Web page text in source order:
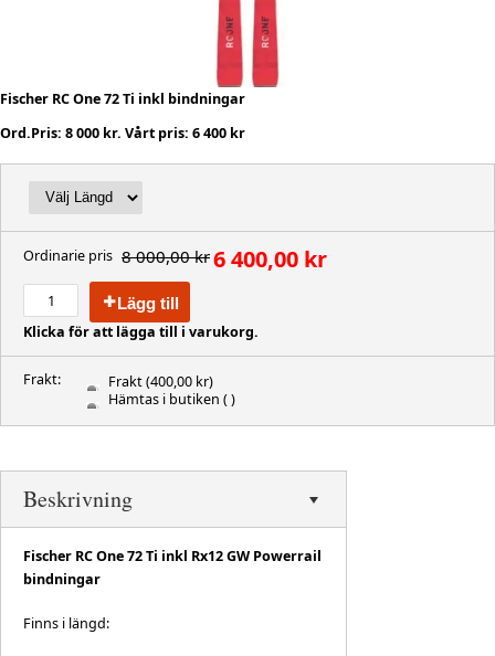
Fischer RC One 72 Ti inkl bindningar
Ord.Pris: 8 000 kr. Vårt pris: 6 400 kr
Ordinarie pris 8 000,00 kr6 400,00 kr
Lägg till
Klicka för att lägga till i varukorg.
Frakt: Frakt(400,00 kr)
Hämtas i butiken ( )
Beskrivning
Fischer RC One 72 Ti inkl Rx12 GW Powerrail
bindningar
Finns i längd: